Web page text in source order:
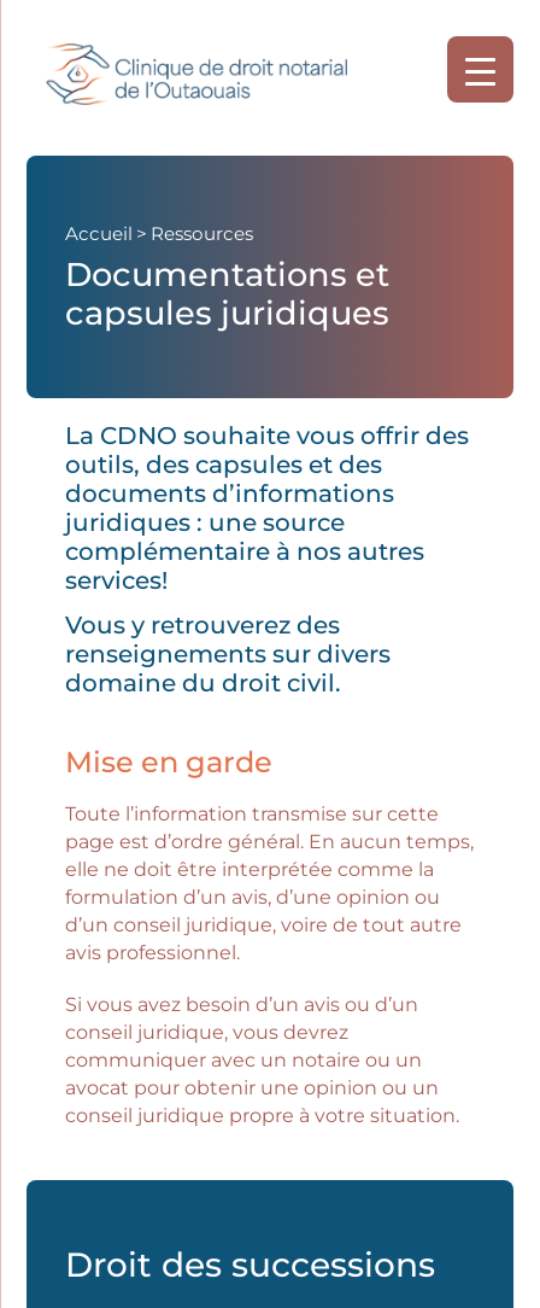
Accueil > Ressources
Documentations et
capsules juridiques
La CDNO souhaite vous offrir des
outils, des capsules et des
documents d’informations
juridiques : une source
complémentaire à nos autres
services!
Vous y retrouverez des
renseignements sur divers
domaine du droit civil.
Mise en garde
Toute l’information transmise sur cette
page est d’ordre général. En aucun temps,
elle ne doit être interprétée comme la
formulation d’un avis, d’une opinion ou
d’un conseil juridique, voire de tout autre
avis professionnel.
Si vous avez besoin d’un avis ou d’un
conseil juridique, vous devrez
communiquer avec un notaire ou un
avocat pour obtenir une opinion ou un
conseil juridique propre à votre situation.
Droit des successions